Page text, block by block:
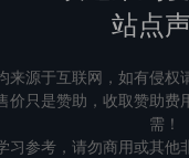
站点
来源于互联网，如有侵权
价只是赞助，收取赞助费
需！
习参考，请勿商用或其他